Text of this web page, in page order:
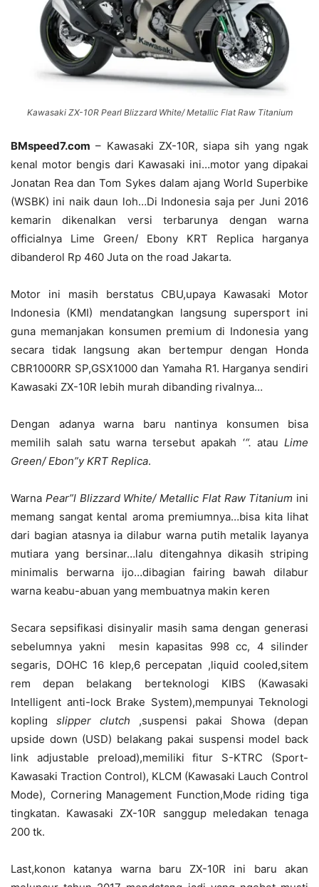
Kawasaki ZX-10R Pearl Blizzard White/ Metallic Flat Raw Titanium
BMspeed7.com – Kawasaki ZX-10R, siapa sih yang ngak
kenal motor bengis dari Kawasaki ini…motor yang dipakai
Jonatan Rea dan Tom Sykes dalam ajang World Superbike
(WSBK) ini naik daun loh…Di Indonesia saja per Juni 2016
kemarin dikenalkan versi terbarunya dengan warna
officialnya Lime Green/ Ebony KRT Replica harganya
dibanderol Rp 460 Juta on the road Jakarta.
Motor ini masih berstatus CBU,upaya Kawasaki Motor
Indonesia (KMI) mendatangkan langsung supersport ini
guna memanjakan konsumen premium di Indonesia yang
secara tidak langsung akan bertempur dengan Honda
CBR1000RR SP,GSX1000 dan Yamaha R1. Harganya sendiri
Kawasaki ZX-10R lebih murah dibanding rivalnya…
Dengan adanya warna baru nantinya konsumen bisa
memilih salah satu warna tersebut apakah ‘“. atau Lime
Green/ Ebon”y KRT Replica.
Warna Pear”l Blizzard White/ Metallic Flat Raw Titanium ini
memang sangat kental aroma premiumnya…bisa kita lihat
dari bagian atasnya ia dilabur warna putih metalik layanya
mutiara yang bersinar…lalu ditengahnya dikasih striping
minimalis berwarna ijo…dibagian fairing bawah dilabur
warna keabu-abuan yang membuatnya makin keren
Secara sepsifikasi disinyalir masih sama dengan generasi
sebelumnya yakni mesin kapasitas 998 cc, 4 silinder
segaris, DOHC 16 klep,6 percepatan ,liquid cooled,sitem
rem depan belakang berteknologi KIBS (Kawasaki
Intelligent anti-lock Brake System),mempunyai Teknologi
kopling slipper clutch ,suspensi pakai Showa (depan
upside down (USD) belakang pakai suspensi model back
link adjustable preload),memiliki fitur S-KTRC (Sport-
Kawasaki Traction Control), KLCM (Kawasaki Lauch Control
Mode), Cornering Management Function,Mode riding tiga
tingkatan. Kawasaki ZX-10R sanggup meledakan tenaga
200 tk.
Last,konon katanya warna baru ZX-10R ini baru akan